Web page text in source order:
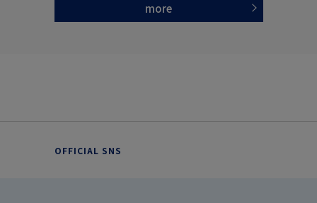
more
OFFICIAL SNS